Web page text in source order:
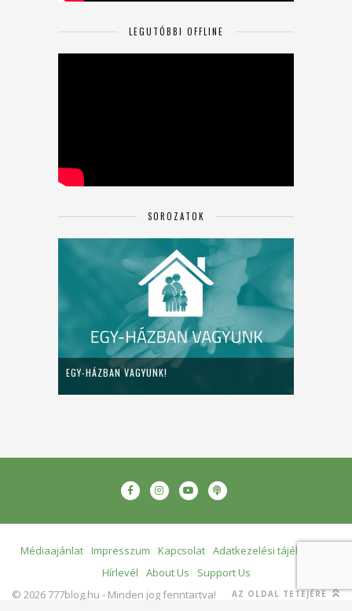
LEGUTÓBBI OFFLINE
SOROZATOK
EGY-HÁZBAN VAGYUNK!
Médiaajánlat Impresszum Kapcsolat Adatkezelési tájékoztató
Hírlevél
About Us
Support Us
© 2026 777blog.hu - Minden jog fenntartva!
AZ OLDAL TETEJÉRE